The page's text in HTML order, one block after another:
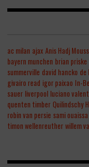
ac milan ajax Anis Hadj
bayern munchen brian priske
summerville david hancko de
givairo read igor paixao In-
sauer liverpool luciano
quenten timber Quilindschy
robin van persie sami ouaissa
timon wellenreutherwillem